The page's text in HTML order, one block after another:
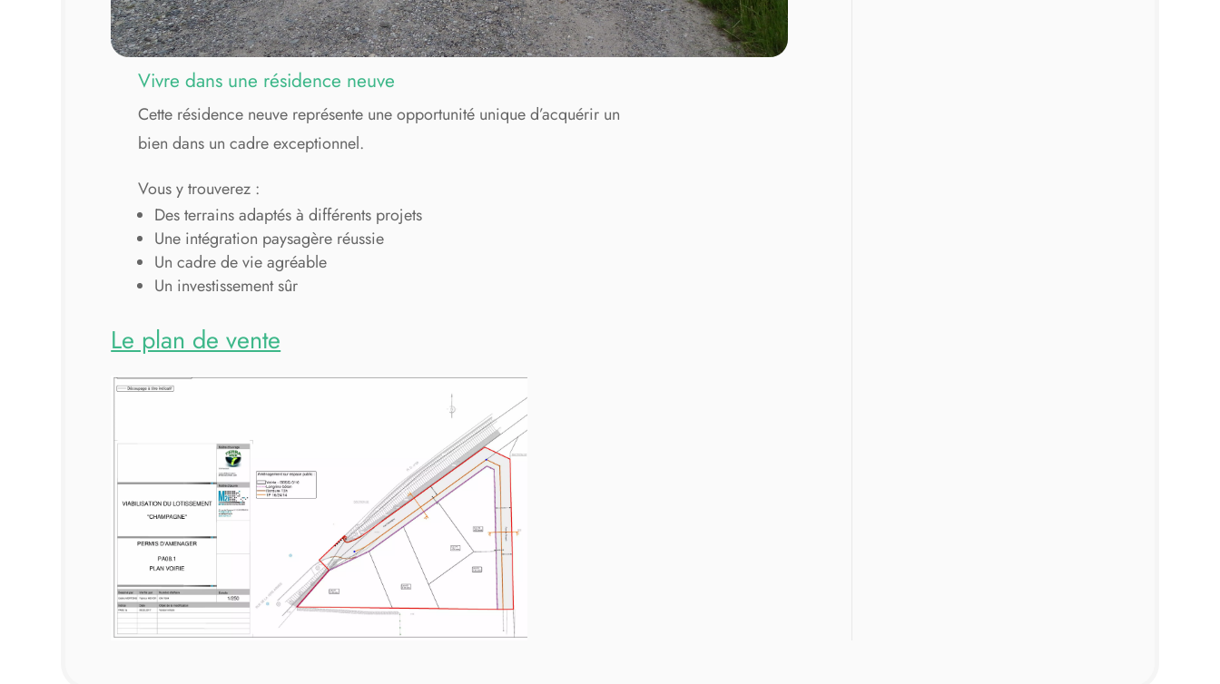
Vivre dans une résidence neuve
Cette résidence neuve représente une opportunité unique d’acquérir un
bien dans un cadre exceptionnel.
Vous y trouverez :
Des terrains adaptés à différents projets
Une intégration paysagère réussie
Un cadre de vie agréable
Un investissement sûr
Le plan de vente